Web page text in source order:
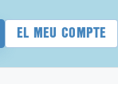
EL MEU COMPTE